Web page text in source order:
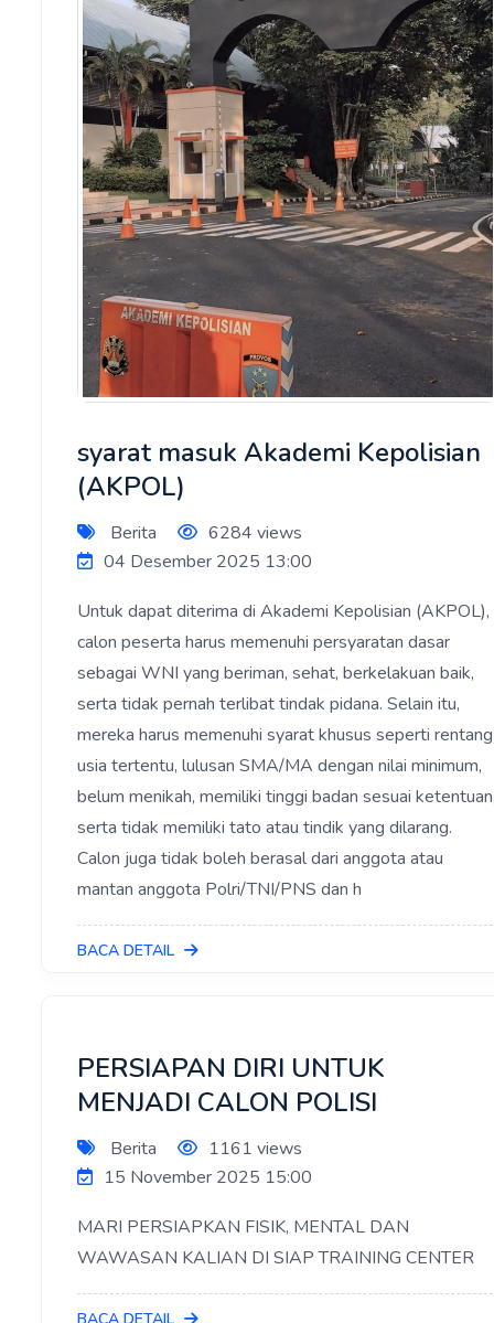
syarat masuk Akademi Kepolisian
(AKPOL)
Berita
6284 views
04 Desember 2025 13:00
Untuk dapat diterima di Akademi Kepolisian (AKPOL),
calon peserta harus memenuhi persyaratan dasar
sebagai WNI yang beriman, sehat, berkelakuan baik,
serta tidak pernah terlibat tindak pidana. Selain itu,
mereka harus memenuhi syarat khusus seperti rentang
usia tertentu, lulusan SMA/MA dengan nilai minimum,
belum menikah, memiliki tinggi badan sesuai
serta tidak memiliki tato atau tindik yang dilarang.
Calon juga tidak boleh berasal dari anggota atau
mantan anggota Polri/TNI/PNS dan h
BACA DETAIL
PERSIAPAN DIRI UNTUK
MENJADI CALON POLISI
Berita
1161 views
15 November 2025 15:00
MARI PERSIAPKAN FISIK, MENTAL DAN
WAWASAN KALIAN DI SIAP TRAINING CENTER